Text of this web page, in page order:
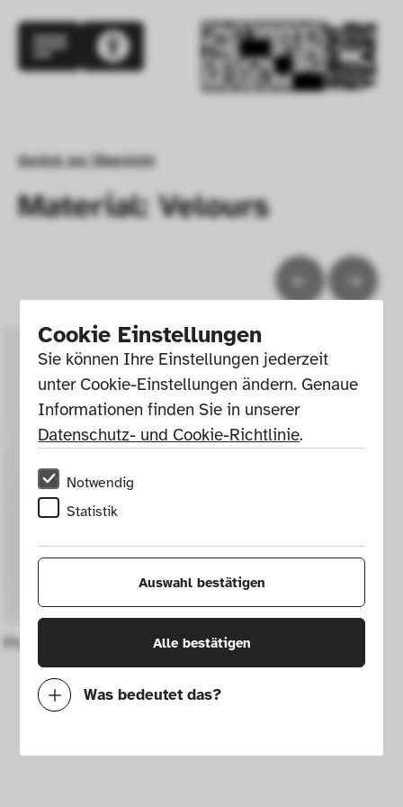
Cookie Einstellungen
Sie können Ihre Einstellungen jederzeit
unter Cookie-Einstellungen ändern. Genaue
Informationen finden Sie in unserer
Datenschutz- und Cookie-Richtlinie.
Notwendig
Statistik
Auswahl bestätigen
Alle bestätigen
Was bedeutet das?
Mit diesen Cookies können wir durch
Zurück zur Übersicht
Material: Velours
Phantasiepferd mit Reiter